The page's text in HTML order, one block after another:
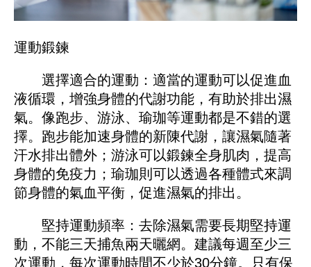
運動鍛鍊
選擇適合的運動：適當的運動可以促進血
液循環，增強身體的代謝功能，有助於排出濕
氣。像跑步、游泳、瑜珈等運動都是不錯的選
擇。跑步能加速身體的新陳代謝，讓濕氣隨著
汗水排出體外；游泳可以鍛鍊全身肌肉，提高
身體的免疫力；瑜珈則可以透過各種體式來調
節身體的氣血平衡，促進濕氣的排出。
堅持運動頻率：去除濕氣需要長期堅持運
動，不能三天捕魚兩天曬網。建議每週至少三
次運動，每次運動時間不少於30分鐘。只有保